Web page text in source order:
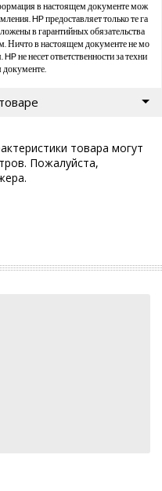
в настоящем документе мож
HP предоставляет только те га
в гарантийных обязательства
Ничто в настоящем документе не мо
не несет ответственности за техни
документе.
товара могут
Пожалуйста,